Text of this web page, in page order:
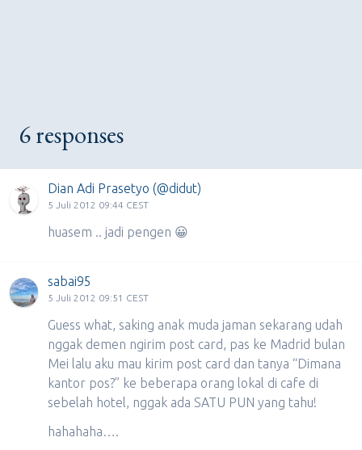
6 responses
Dian Adi Prasetyo (@didut)
5 Juli 2012 09:44 CEST
huasem .. jadi pengen 😀
sabai95
5 Juli 2012 09:51 CEST
Guess what, saking anak muda jaman sekarang udah
nggak demen ngirim post card, pas ke Madrid bulan
Mei lalu aku mau kirim post card dan tanya “Dimana
kantor pos?” ke beberapa orang lokal di cafe di
sebelah hotel, nggak ada SATU PUN yang tahu!
hahahaha….